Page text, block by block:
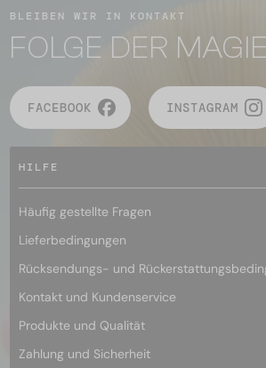
BLEIBEN WIR IN KONTAKT
FOLGE DER MAGIE
FACEBOOK INSTAGRAM
HILFE
Häufig gestellte Fragen
Lieferbedingungen
Rücksendungs- und
Kontakt und Kundenservice
Produkte und Qualität
Zahlung und Sicherheit